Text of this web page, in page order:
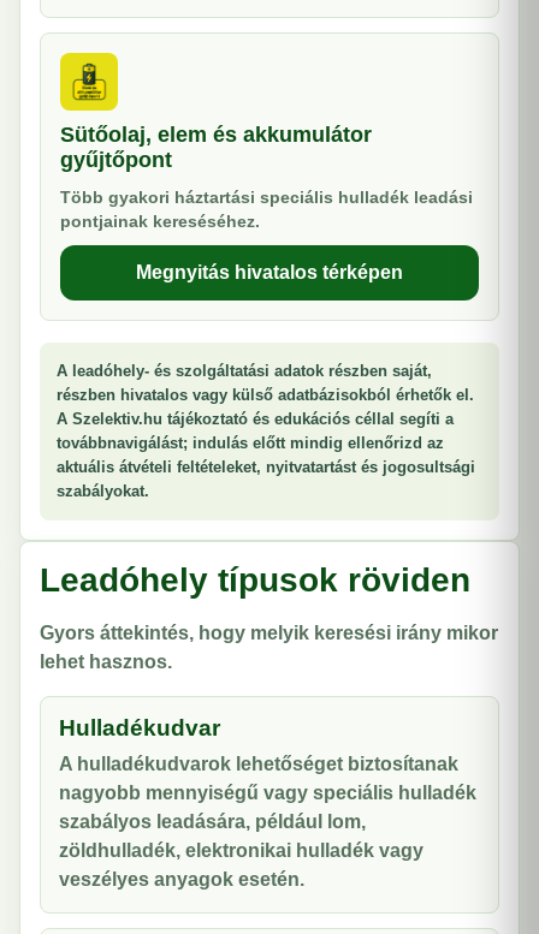
Sütőolaj, elem és akkumulátor
gyűjtőpont
Több gyakori háztartási speciális hulladék leadási
pontjainak kereséséhez.
Megnyitás hivatalos térképen
A leadóhely- és szolgáltatási adatok részben saját,
részben hivatalos vagy külső adatbázisokból érhetők el.
A Szelektiv.hu tájékoztató és edukációs céllal segíti a
továbbnavigálást; indulás előtt mindig ellenőrizd az
aktuális átvételi feltételeket, nyitvatartást és jogosultsági
szabályokat.
Leadóhely típusok röviden
Gyors áttekintés, hogy melyik keresési irány mikor
lehet hasznos.
Hulladékudvar
A hulladékudvarok lehetőséget biztosítanak
nagyobb mennyiségű vagy speciális hulladék
szabályos leadására, például lom,
zöldhulladék, elektronikai hulladék vagy
veszélyes anyagok esetén.